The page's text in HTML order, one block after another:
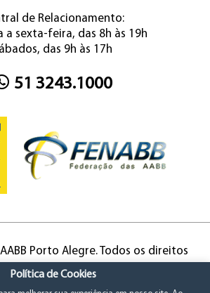
de Relacionamento:
a sexta-feira, das 8h às 19h
das 9h às 17h
51 3243.1000
Porto Alegre. Todos os direitos
Política de Cookies